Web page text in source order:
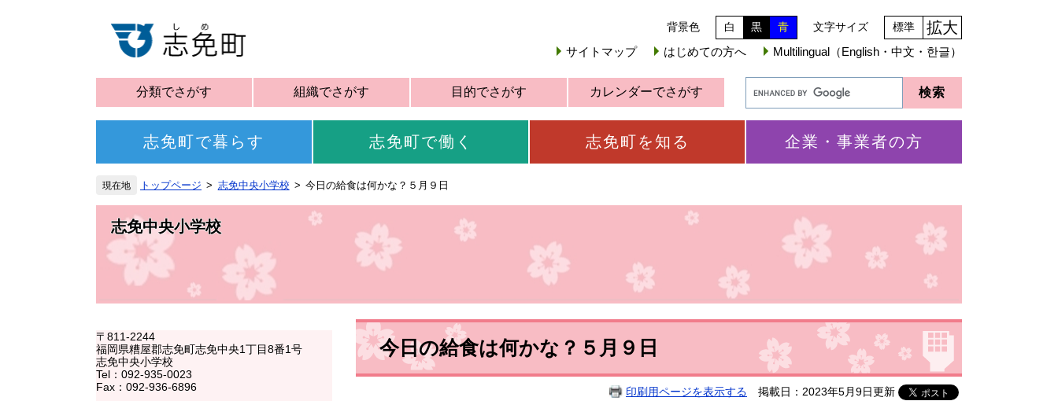
背景色 白 黒 青 文字サイズ 標準 拡大
サイトマップ はじめての方へ Multilingual（English・中文・한글）
分類でさがす 組織でさがす 目的でさがす カレンダーでさがす
志免町で暮らす 志免町で働く 志免町を知る 企業・事業者の方
トップページ 志免中央小学校 今日の給食は何かな？５月９日
志免中央小学校
〒811-2244
福岡県糟屋郡志免町志免中央1丁目8番1号
志免中央小学校
Tel：092-935-0023
Fax：092-936-6896
今日の給食は何かな？５月９日
印刷用ページを表示する 掲載日：2023年5月9日更新